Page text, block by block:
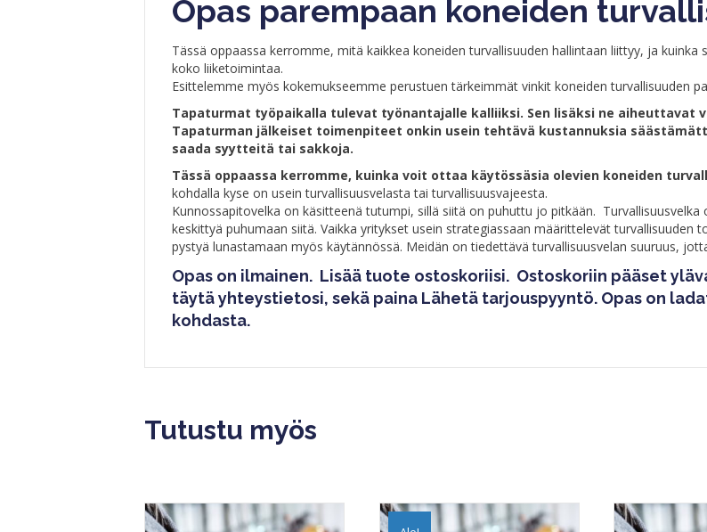
Opas parempaan koneiden
Tässä oppaassa kerromme, mitä kaikkea koneiden turvallisuuden hallintaan liittyy, ja
koko liiketoimintaa.
Esittelemme myös kokemukseemme perustuen tärkeimmät vinkit koneiden turvallisuuden
Tapaturmat työpaikalla tulevat työnantajalle kalliiksi. Sen lisäksi ne aiheuttavat
Tapaturman jälkeiset toimenpiteet onkin usein tehtävä kustannuksia
saada syytteitä tai sakkoja.
Tässä oppaassa kerromme, kuinka voit ottaa käytössäsia olevien koneiden
kohdalla kyse on usein turvallisuusvelasta tai turvallisuusvajeesta.
Kunnossapitovelka on käsitteenä tutumpi, sillä siitä on puhuttu jo pitkään.
keskittyä puhumaan siitä. Vaikka yritykset usein strategiassaan määrittelevät turvallisuuden
pystyä lunastamaan myös käytännössä. Meidän on tiedettävä turvallisuusvelan suuruus,
Opas on ilmainen. Lisää tuote ostoskoriisi. Ostoskoriin pääset
täytä yhteystietosi, sekä paina Lähetä tarjouspyyntö. Opas on
kohdasta.
Tutustu myös